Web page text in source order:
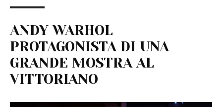
ANDY WARHOL
PROTAGONISTA DI UNA
GRANDE MOSTRA AL
VITTORIANO